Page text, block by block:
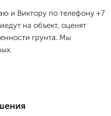
и Виктору по телефону +7
на объект, оценят
грунта. Мы